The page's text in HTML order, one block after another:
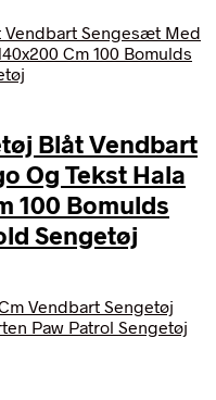
Blåt Vendbart
Og Tekst Hala
100 Bomulds
Sengetøj